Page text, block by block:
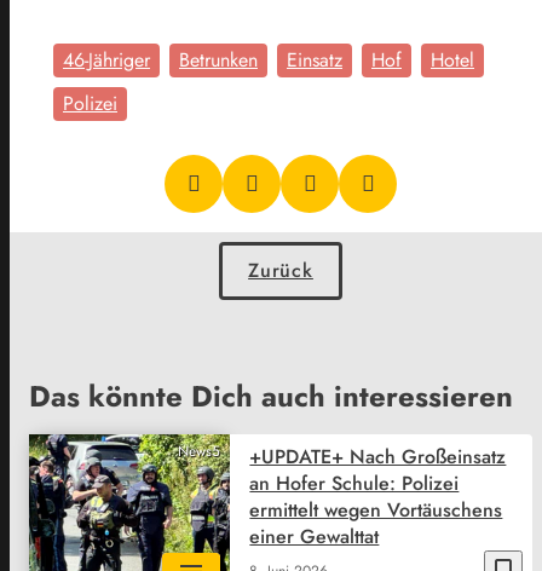
46-Jähriger Betrunken Einsatz Hof
Hotel
Polizei
Zurück
Das könnte Dich auch interessieren
News5
+UPDATE+ Nach Großeinsatz
an Hofer Schule: Polizei
ermittelt wegen Vortäuschens
einer Gewalttat